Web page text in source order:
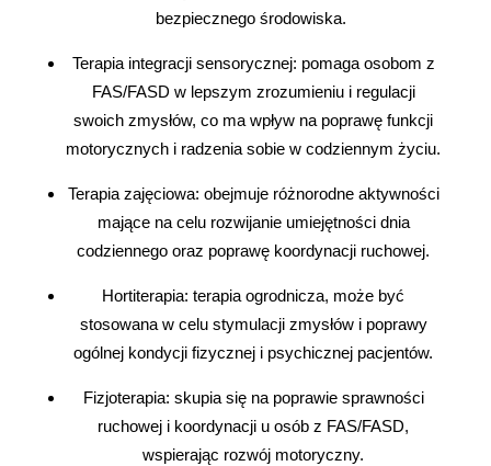
bezpiecznego środowiska.
Terapia integracji sensorycznej: pomaga osobom z
FAS/FASD w lepszym zrozumieniu i regulacji
swoich zmysłów, co ma wpływ na poprawę funkcji
motorycznych i radzenia sobie w codziennym życiu.
Terapia zajęciowa: obejmuje różnorodne aktywności
mające na celu rozwijanie umiejętności dnia
codziennego oraz poprawę koordynacji ruchowej.
Hortiterapia: terapia ogrodnicza, może być
stosowana w celu stymulacji zmysłów i poprawy
ogólnej kondycji fizycznej i psychicznej pacjentów.
Fizjoterapia: skupia się na poprawie sprawności
ruchowej i koordynacji u osób z FAS/FASD,
wspierając rozwój motoryczny.